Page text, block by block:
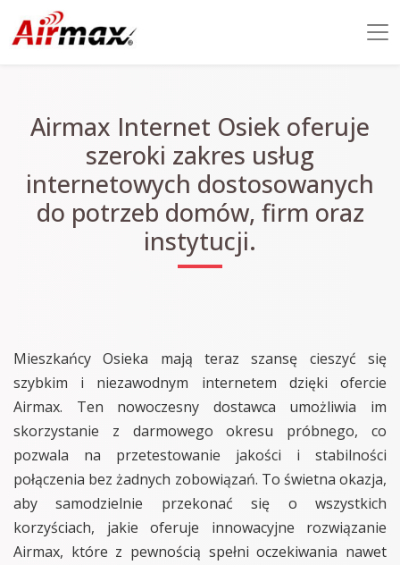
Airmax Internet Osiek oferuje
szeroki zakres usług
internetowych dostosowanych
do potrzeb domów, firm oraz
instytucji.
Mieszkańcy Osieka mają teraz szansę cieszyć się
szybkim i niezawodnym internetem dzięki ofercie
Airmax. Ten nowoczesny dostawca umożliwia im
skorzystanie z darmowego okresu próbnego, co
pozwala na przetestowanie jakości i stabilności
połączenia bez żadnych zobowiązań. To świetna okazja,
aby samodzielnie przekonać się o wszystkich
korzyściach, jakie oferuje innowacyjne rozwiązanie
Airmax, które z pewnością spełni oczekiwania nawet